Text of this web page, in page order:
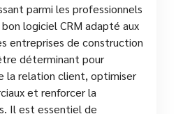
parmi les professionnels
logiciel CRM adapté aux
entreprises de construction
déterminant pour
la relation client, optimiser
et renforcer la
Il est essentiel de